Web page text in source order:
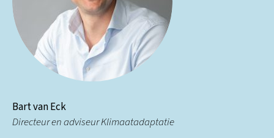
Bart van Eck
Directeur en adviseur Klimaatadaptatie